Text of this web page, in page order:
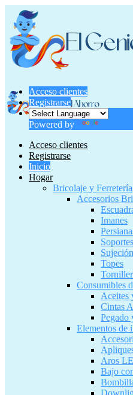
Acceso clientes
Registrarse
Powered by
Acceso clientes
Registrarse
Inicio
Hogar
Bricolaje y Ferretería
Accesorios
Imanes
Soportes
Sujeción
Topes
Consumibles
Aceites
Cintas
Pegado
Elementos de
Aros
Bajo